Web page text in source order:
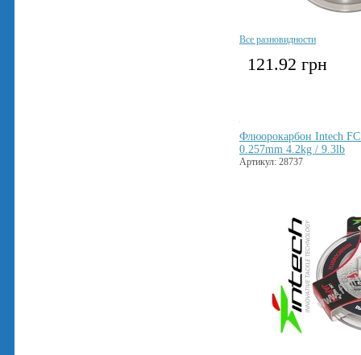
Все разновидности
121.92 грн
Флюорокарбон Intech
0.257mm 4.2kg / 9.3lb
Артикул: 28737